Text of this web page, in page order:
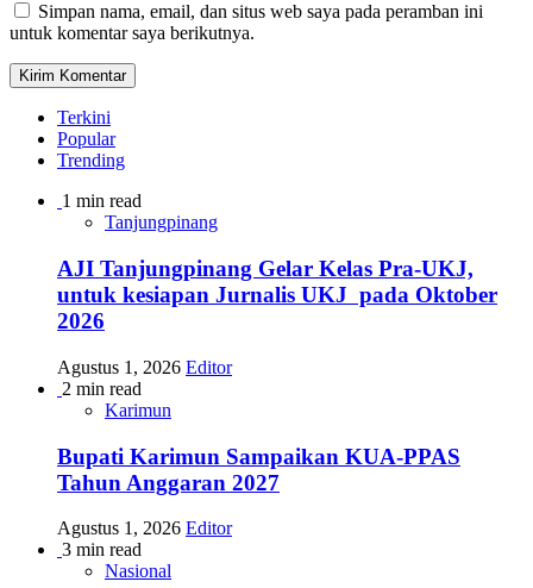
Simpan nama, email, dan situs web saya pada peramban ini
untuk komentar saya berikutnya.
Terkini
Popular
Trending
1 min read
Tanjungpinang
AJI Tanjungpinang Gelar Kelas Pra-UKJ,
untuk kesiapan Jurnalis UKJ pada Oktober
2026
Agustus 1, 2026 Editor
2 min read
Karimun
Bupati Karimun Sampaikan KUA-PPAS
Tahun Anggaran 2027
Agustus 1, 2026 Editor
3 min read
Nasional